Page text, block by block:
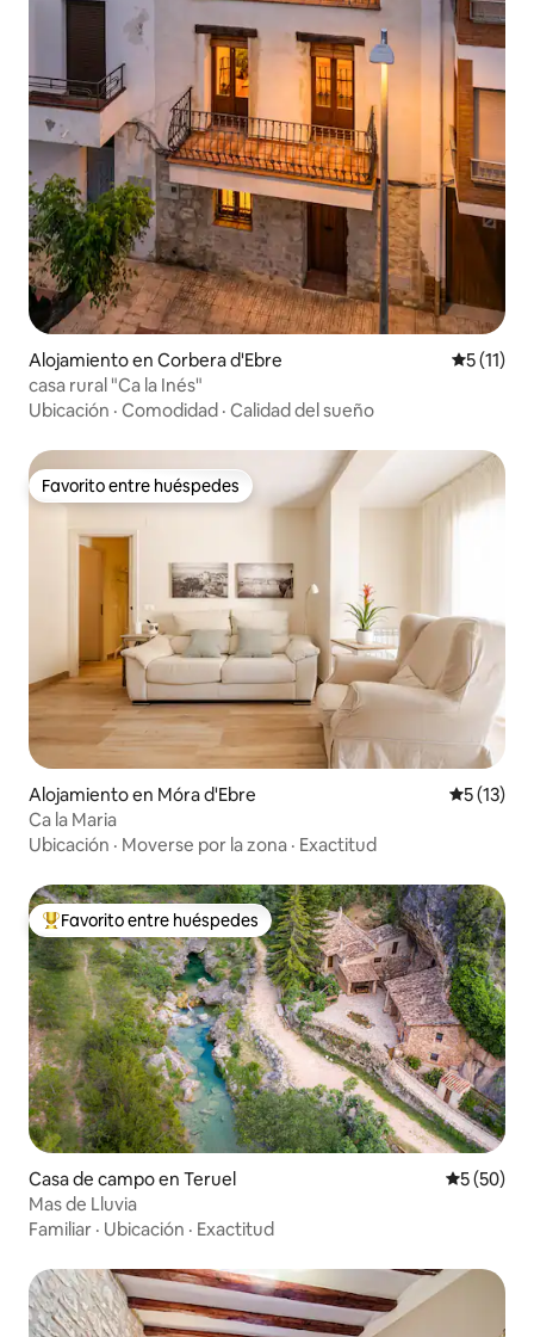
Alojamiento en Corbera d'Ebre
5 (11)
casa rural "Ca la Inés"
Ubicación · Comodidad · Calidad del sueño
Favorito entre huéspedes
Favorito entre huéspedes
Alojamiento en Móra d'Ebre
5 (13)
Ca la Maria
Ubicación · Moverse por la zona · Exactitud
Favorito entre huéspedes preferido
Favorito entre huéspedes
Casa de campo en Teruel
5 (50)
Mas de Lluvia
Familiar · Ubicación · Exactitud